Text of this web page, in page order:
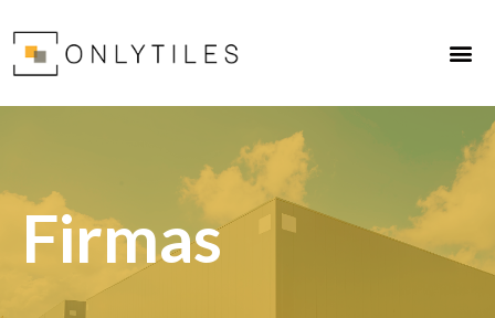
Firmas